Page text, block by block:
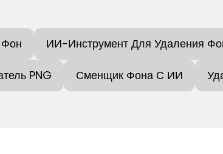
ИИ-Инструмент Для Удаления
PNG Сменщик Фона С ИИ